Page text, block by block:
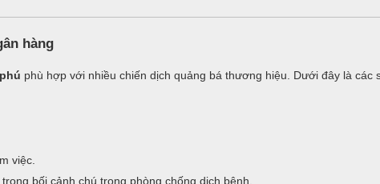
hàng
phù hợp với nhiều chiến dịch quảng bá thương hiệu. Dưới đây là các
việc.
bối cảnh chú trọng phòng chống dịch bệnh.